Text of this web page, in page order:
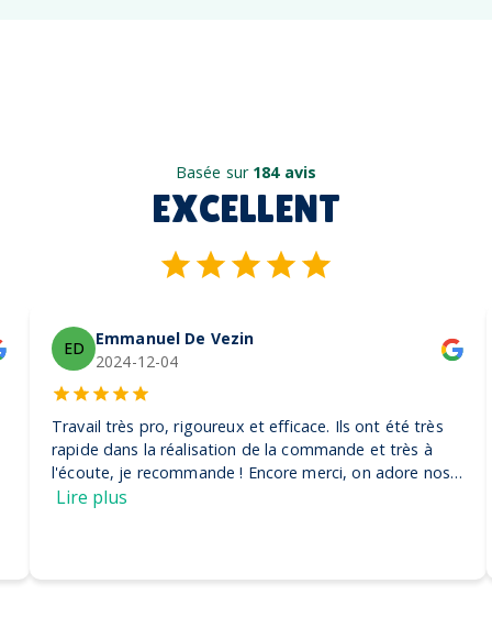
Basée sur 184 avis
EXCELLENT
ED
Emmanuel De Vezin
2024-12-04
Travail très pro, rigoureux et efficace. Ils ont été très
rapide dans la réalisation de la commande et très à
l'écoute, je recommande ! Encore merci, on adore nos
casquettes
Lire plus